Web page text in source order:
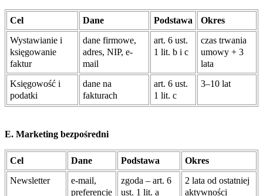
Cel Dane Podstawa
Okres
Wystawianie i
księgowanie
faktur
dane firmowe,
adres, NIP, e-
mail
art. 6 ust.
1 lit. b i c
czas trwania
umowy + 3
lata
Księgowość i
podatki
dane na
fakturach
art. 6 ust.
1 lit. c
3–10 lat
E. Marketing bezpośredni
Cel Dane Podstawa
Okres
Newsletter
e-mail,
preferencje
zgoda – art. 6
ust. 1 lit. a
2 lata od ostatniej
aktywności